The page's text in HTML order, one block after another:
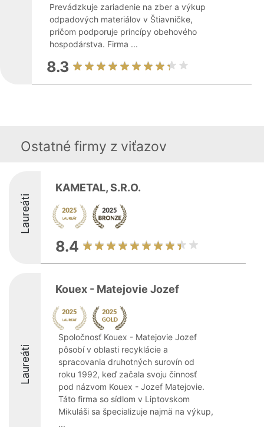
Prevádzkuje zariadenie na zber a výkup
odpadových materiálov v Štiavničke,
pričom podporuje princípy obehového
hospodárstva. Firma ...
8.3
Ostatné firmy z viťazov
Laureáti
KAMETAL, S.R.O.
8.4
Laureáti
Kouex - Matejovie Jozef
Spoločnosť Kouex - Matejovie Jozef
pôsobí v oblasti recyklácie a
spracovania druhotných surovín od
roku 1992, keď začala svoju činnosť
pod názvom Kouex - Jozef Matejovie.
Táto firma so sídlom v Liptovskom
Mikuláši sa špecializuje najmä na výkup,
...